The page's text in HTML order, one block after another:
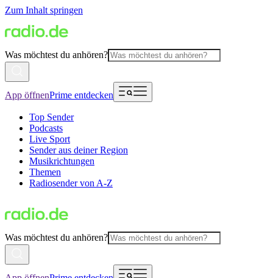
Zum Inhalt springen
Was möchtest du anhören?
App öffnenPrime entdecken
Top Sender
Podcasts
Live Sport
Sender aus deiner Region
Musikrichtungen
Themen
Radiosender von A-Z
Was möchtest du anhören?